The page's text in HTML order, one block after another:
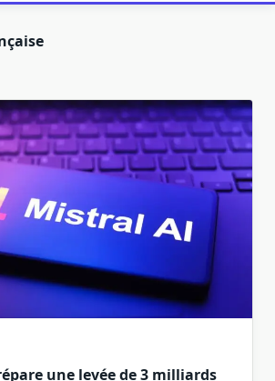
une levée de 3 milliards